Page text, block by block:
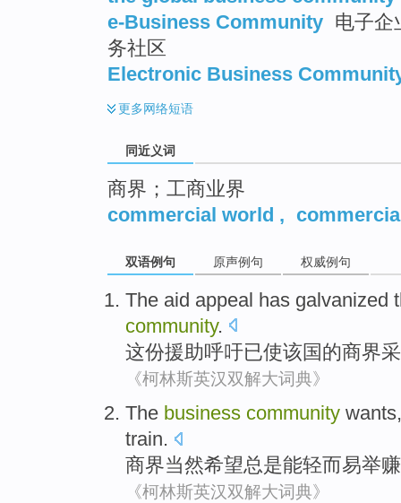
e-Business Community 电子企
务社区
Electronic Business
更多网络短语
同近义词
商界；工商业界
commercial world ,
双语例句 原声例句 权威例句
The aid appeal has galvanized
community.
这份援助呼吁已使该国的商界
《柯林斯英汉双解大词典》
The business community wants
train.
商界当然希望总是能轻而易举赚
《柯林斯英汉双解大词典》